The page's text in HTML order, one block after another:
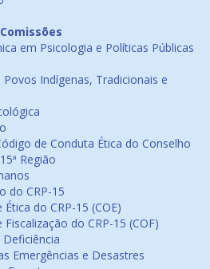
Comissões
em Psicologia e Políticas Públicas
Indígenas, Tradicionais e
de Conduta Ética do Conselho
Região
do CRP-15
do CRP-15 (COE)
do CRP-15 (COF)
Emergências e Desastres